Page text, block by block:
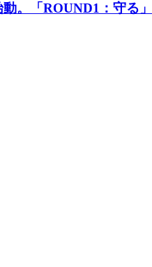
。「ROUND1：守る